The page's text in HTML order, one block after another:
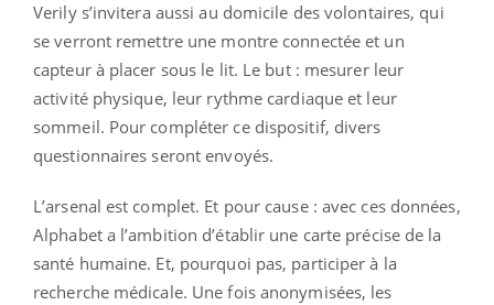
Verily s’invitera aussi au domicile des volontaires, qui
se verront remettre une montre connectée et un
capteur à placer sous le lit. Le but : mesurer leur
activité physique, leur rythme cardiaque et leur
sommeil. Pour compléter ce dispositif, divers
questionnaires seront envoyés.
L’arsenal est complet. Et pour cause : avec ces données,
Alphabet a l’ambition d’établir une carte précise de la
santé humaine. Et, pourquoi pas, participer à la
recherche médicale. Une fois anonymisées, les